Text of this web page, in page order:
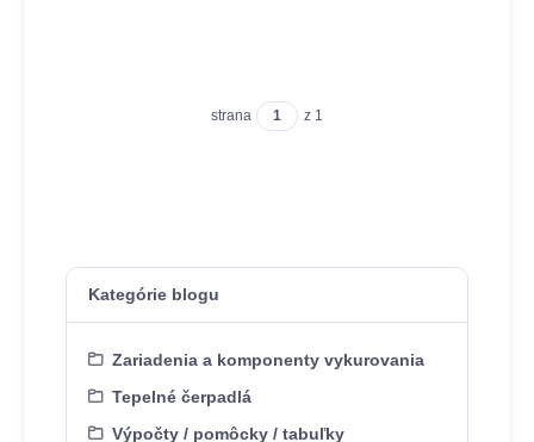
Kategórie blogu
Zariadenia a komponenty vykurovania
Tepelné čerpadlá
Výpočty / pomôcky / tabuľky
strana z 1